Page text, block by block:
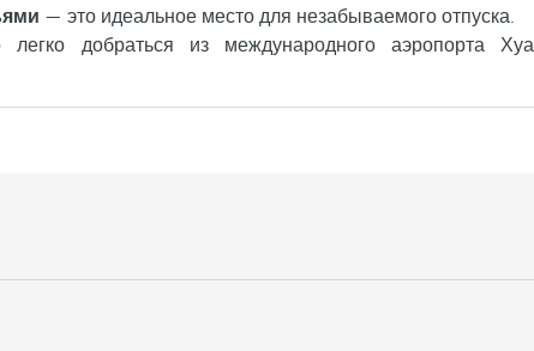
— это идеальное место для незабываемого отпуска.
добраться из международного аэропорта